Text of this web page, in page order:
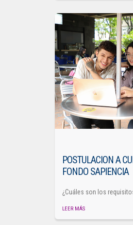
POSTULACION A
FONDO SAPIENCIA
¿Cuáles son los
LEER MÁS